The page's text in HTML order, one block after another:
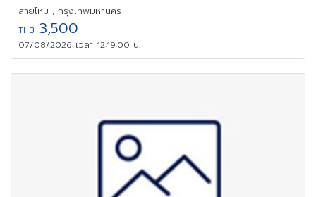
สายไหม , กรุงเทพมหานคร
THB 3,500
07/08/2026 เวลา 12:19:00 น.